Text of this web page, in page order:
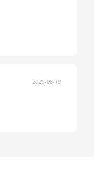
2025-08-10